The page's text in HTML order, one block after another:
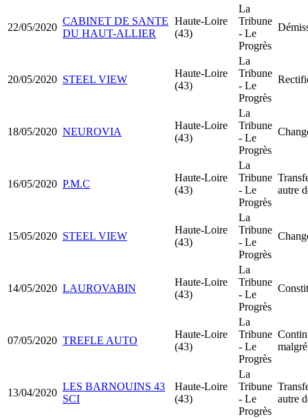
22/05/2020
CABINET DE SANTE
DU HAUT-ALLIER
Haute-Loire
(43)
La
Tribune
- Le
Progrès
20/05/2020 STEEL VIEW
Haute-Loire
(43)
La
Tribune
- Le
Progrès
18/05/2020 NEUROVIA
Haute-Loire
(43)
La
Tribune
- Le
Progrès
16/05/2020 P.M.C
Haute-Loire
(43)
La
Tribune
- Le
Progrès
autre
15/05/2020 STEEL VIEW
Haute-Loire
(43)
La
Tribune
- Le
Progrès
14/05/2020 LAUROVABIN
Haute-Loire
(43)
La
Tribune
- Le
Progrès
07/05/2020 TREFLE AUTO
Haute-Loire
(43)
La
Tribune
- Le
Progrès
13/04/2020
LES BARNOUINS 43
SCI
Haute-Loire
(43)
La
Tribune
- Le
Progrès
autre